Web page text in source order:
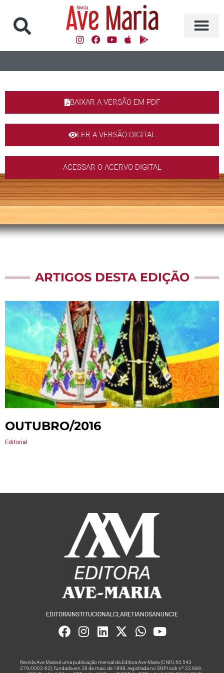
BAIXAR A VERSÃO EM PDF
LER A VERSÃO DIGITAL
ACESSAR O ACERVO DIGITAL
ARTIGOS DESTA EDIÇÃO
OUTUBRO/2016
Editorial
EDITORA INSTITUCIONALCLARETIANOSANUNCIE
Revista Ave Maria é uma publicação mensal da Editora Ave-Maria (CNPJ 60.543.
279/0002-62), fundada em 28 de maio de 1898, registrada no SNPI sob nº 22.689,